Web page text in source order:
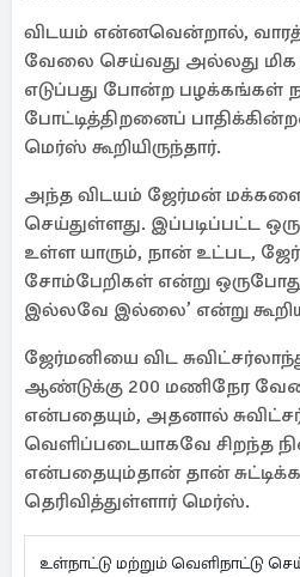
விடயம் என்னவென்றால்,
வேலை செய்வது அல்லது மிக
எடுப்பது போன்ற பழக்கங்கள்
போட்டித்திறனைப்
மெர்ஸ் கூறியிருந்தார்.
அந்த விடயம் ஜேர்மன்
செய்துள்ளது. இப்படிப்பட்ட
உள்ள யாரும், நான் உட்பட,
சோம்பேறிகள் என்று
இல்லவே இல்லை’ என்று
ஜேர்மனியை விட
ஆண்டுக்கு 200 மணிநேர
என்பதையும், அதனால்
வெளிப்படையாகவே சிறந்த
என்பதையும்தான் தான்
தெரிவித்துள்ளார் மெர்ஸ்.
உள்நாட்டு மற்றும் வெளிநாட்டு